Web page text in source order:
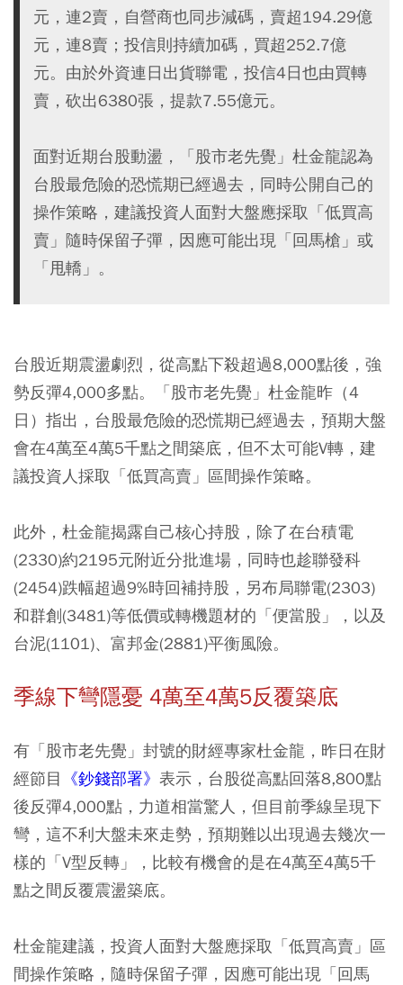
元，連2賣，自營商也同步減碼，賣超194.29億
元，連8賣；投信則持續加碼，買超252.7億
元。由於外資連日出貨聯電，投信4日也由買轉
賣，砍出6380張，提款7.55億元。
面對近期台股動盪，「股市老先覺」杜金龍認為
台股最危險的恐慌期已經過去，同時公開自己的
操作策略，建議投資人面對大盤應採取「低買高
賣」隨時保留子彈，因應可能出現「回馬槍」或
「甩轎」。
台股近期震盪劇烈，從高點下殺超過8,000點後，強
勢反彈4,000多點。「股市老先覺」杜金龍昨（4
日）指出，台股最危險的恐慌期已經過去，預期大盤
會在4萬至4萬5千點之間築底，但不太可能V轉，建
議投資人採取「低買高賣」區間操作策略。
此外，杜金龍揭露自己核心持股，除了在台積電
(2330)約2195元附近分批進場，同時也趁聯發科
(2454)跌幅超過9%時回補持股，另布局聯電(2303)
和群創(3481)等低價或轉機題材的「便當股」，以及
台泥(1101)、富邦金(2881)平衡風險。
季線下彎隱憂 4萬至4萬5反覆築底
有「股市老先覺」封號的財經專家杜金龍，昨日在財
經節目 《鈔錢部署》 表示，台股從高點回落8,800點
後反彈4,000點，力道相當驚人，但目前季線呈現下
彎，這不利大盤未來走勢，預期難以出現過去幾次一
樣的「V型反轉」，比較有機會的是在4萬至4萬5千
點之間反覆震盪築底。
杜金龍建議，投資人面對大盤應採取「低買高賣」區
間操作策略，隨時保留子彈，因應可能出現「回馬